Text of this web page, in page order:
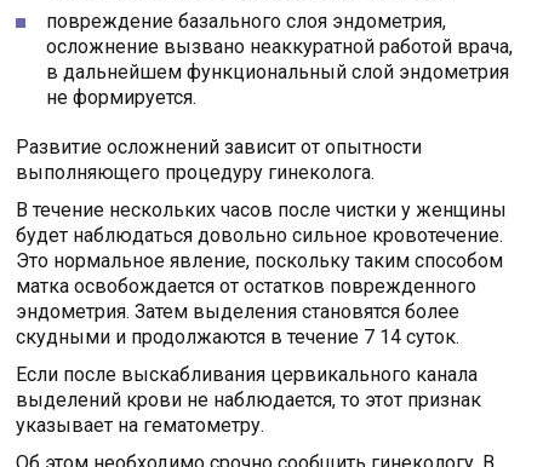
повреждение базального слоя эндометрия,
осложнение вызвано неаккуратной работой врача,
в дальнейшем функциональный слой эндометрия
не формируется.
Развитие осложнений зависит от опытности
выполняющего процедуру гинеколога.
В течение нескольких часов после чистки у женщины
будет наблюдаться довольно сильное кровотечение.
Это нормальное явление, поскольку таким способом
матка освобождается от остатков поврежденного
эндометрия. Затем выделения становятся более
скудными и продолжаются в течение 7 14 суток.
Если после выскабливания цервикального канала
выделений крови не наблюдается, то этот признак
указывает на гематометру.